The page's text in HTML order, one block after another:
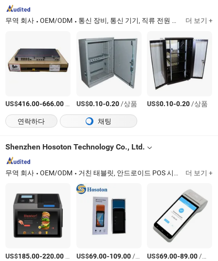
무역 회사 OEM/ODM 통신 장비, 통신 기기, 직류 전원 공급 장치, 통신 전원 공급 장치, 통신 정류기, 정류기 모듈, 무정전 전원 공급 장치 시스템, AGM 배터리, 광섬유 장비, 광섬유 재료 더 보기 +
US$416.00-666.00 US$0.10-0.20/상품 US$0.10-0.20/상품
연락하다
채팅
Shenzhen Hosoton Technology Co., Ltd.
무역 회사 OEM/ODM 거친 태블릿, 안드로이드 POS 시스템, 안드로이드 PDA 스캐너, 블루투스 프린터, ODM 및 OEM 안드로이드 단말기, 윈도우 태블릿, 안드로이드 핸드헬드 POS, 생체 인식 지문 태블릿 더 보기 +
US$185.00-220.00 US$69.00-109.00/상품 US$69.00-89.00/상품